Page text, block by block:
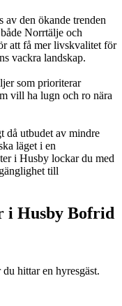
av den ökande trenden
Norrtälje och
att få mer livskvalitet för
vackra landskap.
som prioriterar
vill ha lugn och ro nära
då utbudet av mindre
läget i en
i Husby lockar du med
till
i Husby Bofrid
hittar en hyresgäst.